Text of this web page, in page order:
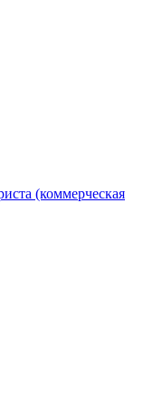
(коммерческая